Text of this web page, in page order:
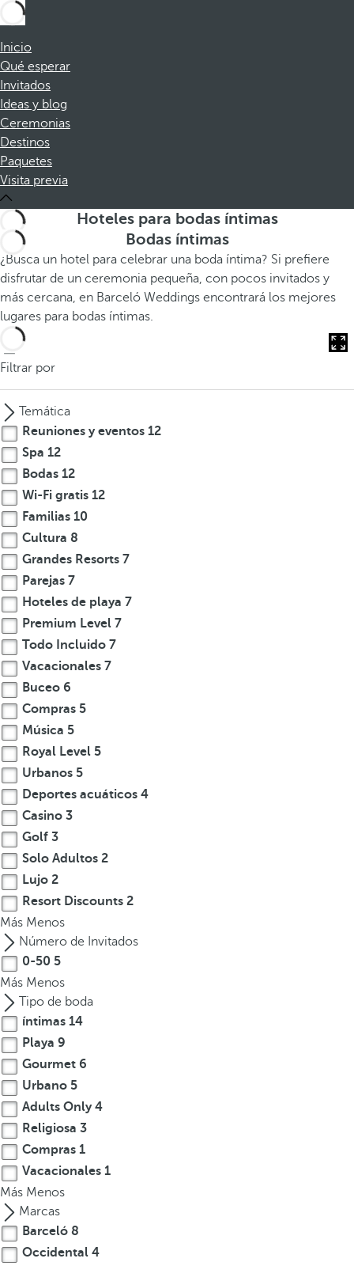
Inicio
Qué esperar
Invitados
Ideas y blog
Ceremonias
Destinos
Paquetes
Visita previa
Hoteles para bodas íntimas
Bodas íntimas
¿Busca un hotel para celebrar una boda íntima? Si prefiere
disfrutar de un ceremonia pequeña, con pocos invitados y
más cercana, en Barceló Weddings encontrará los mejores
lugares para bodas íntimas.
Filtrar por
Temática
Reuniones y eventos 12
Spa 12
Bodas 12
Wi-Fi gratis 12
Familias 10
Cultura 8
Grandes Resorts 7
Parejas 7
Hoteles de playa 7
Premium Level 7
Todo Incluido 7
Vacacionales 7
Buceo 6
Compras 5
Música 5
Royal Level 5
Urbanos 5
Deportes acuáticos 4
Casino 3
Golf 3
Solo Adultos 2
Lujo 2
Resort Discounts 2
Más Menos
Número de Invitados
0-50 5
Más Menos
Tipo de boda
íntimas 14
Playa 9
Gourmet 6
Urbano 5
Adults Only4
Religiosa 3
Compras 1
Vacacionales 1
Más Menos
Marcas
Barceló 8
Occidental 4